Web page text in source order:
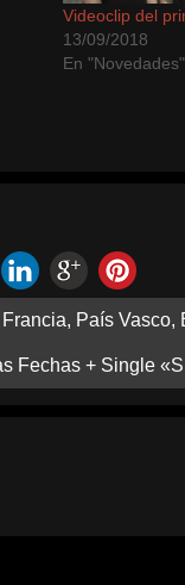
Videoclip del
13/09/2018
En "Novedades"
País
Fechas + Single